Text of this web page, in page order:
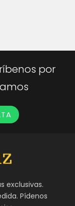
por
exclusivas.
Pídenos